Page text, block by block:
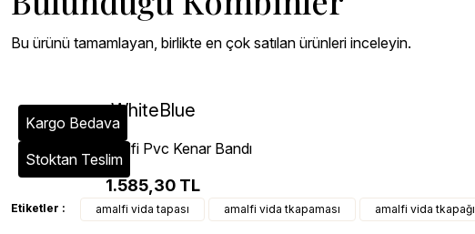
Bu ürünü tamamlayan, birlikte en çok satılan ürünleri inceleyin.
Kargo Bedava
Stoktan Teslim
WhiteBlue
A473 Amalfi Pvc Kenar Bandı
1.585,30 TL
Etiketler : amalfi vida tapası amalfi vida tkapaması amalfi vida tkapağı